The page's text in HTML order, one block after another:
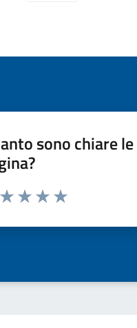
sono chiare
da 1 a 5 stelle la pagina